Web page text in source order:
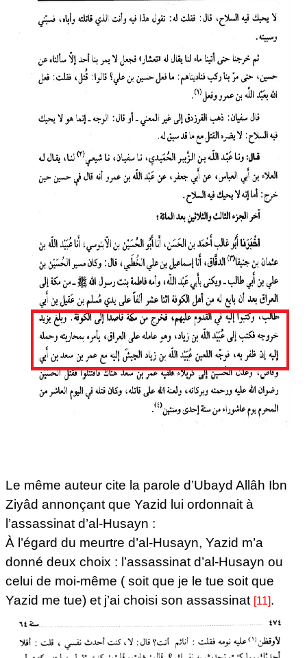
Le même auteur cite la parole d’Ubayd Allâh Ibn
Ziyâd annonçant que Yazid lui ordonnait à
l’assassinat d’al-Husayn :
À l’égard du meurtre d’al-Husayn, Yazid m’a
donné deux choix : l’assassinat d’al-Husayn ou
celui de moi-même ( soit que je le tue soit que
Yazid me tue) et j’ai choisi son assassinat [11].